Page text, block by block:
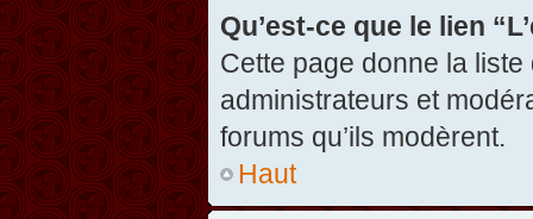
Qu’est-ce que le lien
Cette page donne la
administrateurs et
forums qu’ils modèrent.
Haut